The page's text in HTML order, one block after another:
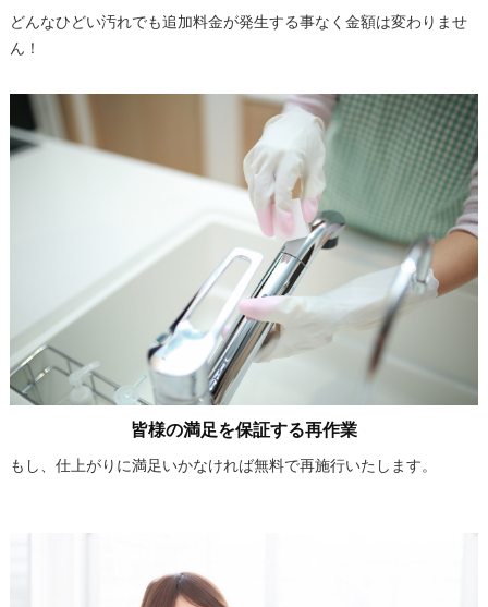
どんなひどい汚れでも追加料金が発生する事なく金額は変わりませ
ん！
皆様の満足を保証する再作業
もし、仕上がりに満足いかなければ無料で再施行いたします。